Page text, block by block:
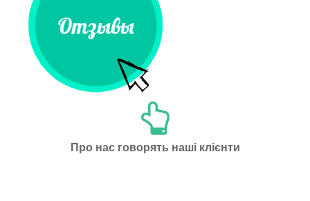
Про нас говорять наші клієнти